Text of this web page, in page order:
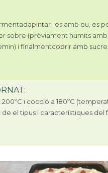
les amb ou, es
sobre (prèviament humits
i finalmentcobrir amb sucre.
i cocció a 180ºC
el tipus i característiques del